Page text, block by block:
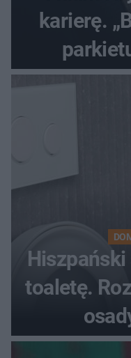
karierę.
toaletę.